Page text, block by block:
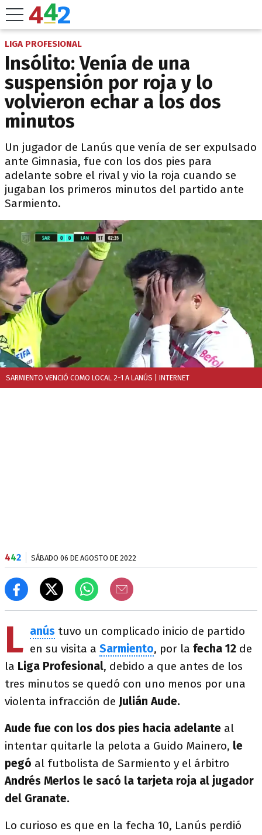
LIGA PROFESIONAL
Insólito: Venía de una
suspensión por roja y lo
volvieron echar a los dos
minutos
Un jugador de Lanús que venía de ser expulsado
ante Gimnasia, fue con los dos pies para
adelante sobre el rival y vio la roja cuando se
jugaban los primeros minutos del partido ante
Sarmiento.
SARMIENTO VENCIÓ COMO LOCAL 2-1 A LANÚS | INTERNET
442 SÁBADO 06 DE AGOSTO DE 2022
L anús tuvo un complicado inicio de partido
en su visita a Sarmiento, por la fecha 12 de
la Liga Profesional, debido a que antes de los
tres minutos se quedó con uno menos por una
violenta infracción de Julián Aude.
Aude fue con los dos pies hacia adelante al
intentar quitarle la pelota a Guido Mainero, le
pegó al futbolista de Sarmiento y el árbitro
Andrés Merlos le sacó la tarjeta roja al jugador
del Granate.
Lo curioso es que en la fecha 10, Lanús perdió